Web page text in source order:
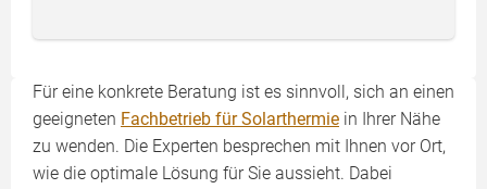
Für eine konkrete Beratung ist es sinnvoll, sich an einen
geeigneten Fachbetrieb für Solarthermie in Ihrer Nähe
zu wenden. Die Experten besprechen mit Ihnen vor Ort,
wie die optimale Lösung für Sie aussieht. Dabei